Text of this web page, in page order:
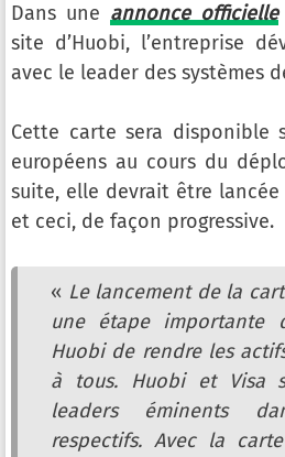
Dans une annonce officielle
site d’Huobi, l’entreprise
avec le leader des systèmes
Cette carte sera disponible
européens au cours du
suite, elle devrait être lancée
et ceci, de façon progressive.
« Le lancement de la
une étape importante
Huobi de rendre les
à tous. Huobi et Visa
leaders éminents
respectifs. Avec la